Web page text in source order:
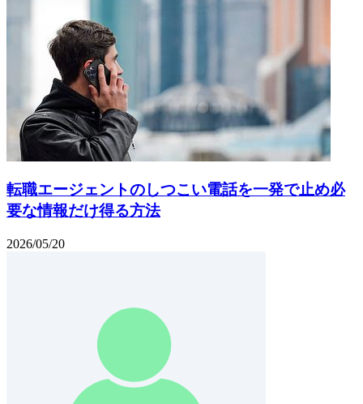
転職エージェントのしつこい電話を一発で止め必
要な情報だけ得る方法
2026/05/20